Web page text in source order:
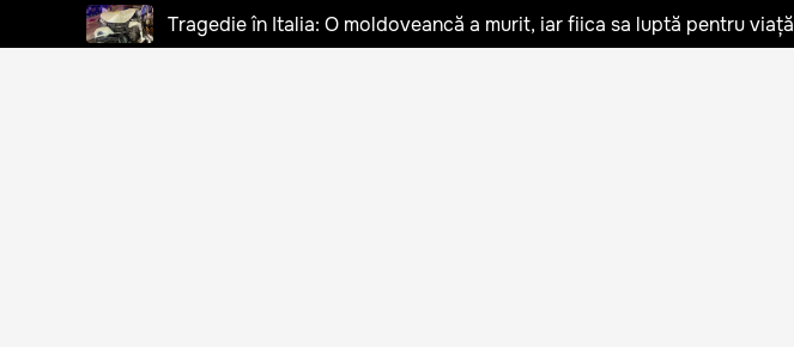
Tragedie în Italia: O moldoveancă a murit, iar fiica sa luptă pentru viață